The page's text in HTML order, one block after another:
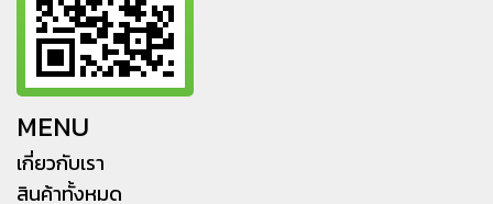
MENU
เกี่ยวกับเรา
สินค้าทั้งหมด